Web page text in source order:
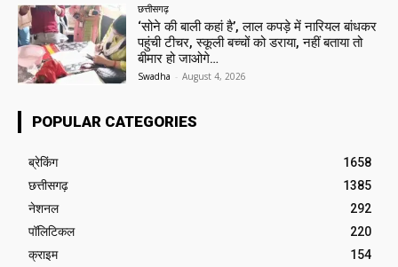
छत्तीसगढ़
‘सोने की बाली कहां है’, लाल कपड़े में नारियल बांधकर
पहुंची टीचर, स्कूली बच्चों को डराया, नहीं बताया तो
बीमार हो जाओगे…
Swadha - August 4, 2026
POPULAR CATEGORIES
ब्रेकिंग
1658
छत्तीसगढ़
1385
नेशनल
292
पॉलिटिकल
220
क्राइम
154